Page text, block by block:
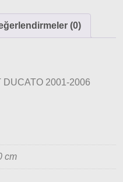
(0)
DUCATO 2001-2006
cm